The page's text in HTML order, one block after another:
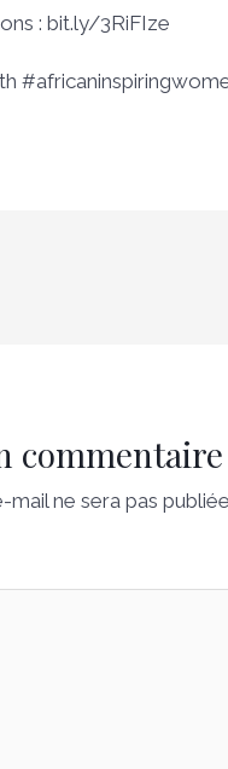
: bit.ly/3RiFIze
commentaire
ne sera pas